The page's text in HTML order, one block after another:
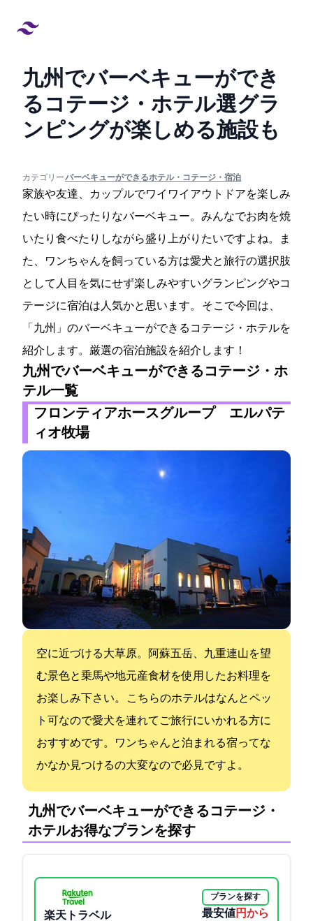
九州でバーベキューができ
るコテージ・ホテル15選!グラ
ンピングが楽しめる施設も
カテゴリー:#バーベキューができるホテル・コテージ・宿泊
家族や友達、カップルでワイワイアウトドアを楽しみ
たい時にぴったりなバーベキュー。みんなでお肉を焼
いたり食べたりしながら盛り上がりたいですよね。ま
た、ワンちゃんを飼っている方は愛犬と旅行の選択肢
として人目を気にせず楽しみやすいグランピングやコ
テージに宿泊は人気かと思います。 そこで今回は、
「九州」のバーベキューができるコテージ・ホテルを
紹介します。厳選の宿泊施設を紹介します！
九州でバーベキューができるコテージ・ホ
テル一覧
フロンティアホースグループ エルパテ
ィオ牧場
空に近づける大草原。阿蘇五岳、九重連山を望
む景色と乗馬や地元産食材を使用したお料理を
お楽しみ下さい。 こちらのホテルはなんとペッ
ト可なので愛犬を連れてご旅行にいかれる方に
おすすめです。ワンちゃんと泊まれる宿ってな
かなか見つけるの大変なので必見ですよ。
九州でバーベキューができるコテージ・
ホテル:お得なプランを探す
楽天トラベル
プランを探す
最安値5500円から